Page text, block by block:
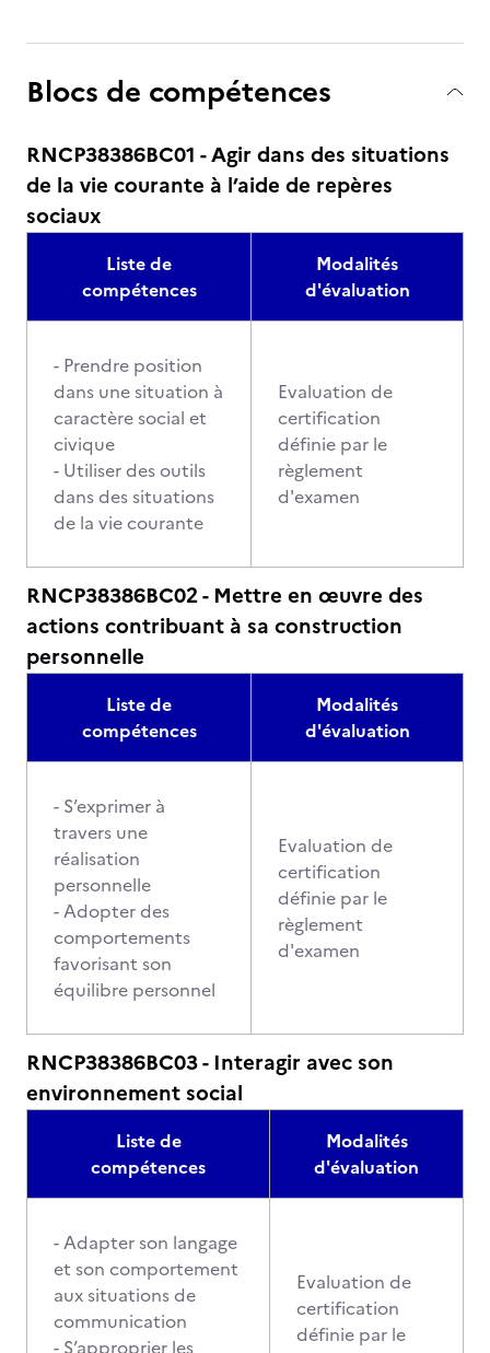
Blocs de compétences
RNCP38386BC01 - Agir dans des situations
de la vie courante à l’aide de repères
sociaux
Liste de
compétences
Modalités
d'évaluation
- Prendre position
dans une situation à
caractère social et
civique
- Utiliser des outils
dans des situations
de la vie courante
Evaluation de
certification
définie par le
règlement
d'examen
RNCP38386BC02 - Mettre en œuvre des
actions contribuant à sa construction
personnelle
Liste de
compétences
Modalités
d'évaluation
- S’exprimer à
travers une
réalisation
personnelle
- Adopter des
comportements
favorisant son
équilibre personnel
Evaluation de
certification
définie par le
règlement
d'examen
RNCP38386BC03 - Interagir avec son
environnement social
Liste de
compétences
Modalités
d'évaluation
- Adapter son langage
et son comportement
aux situations de
communication
- S’approprier les
Evaluation de
certification
définie par le